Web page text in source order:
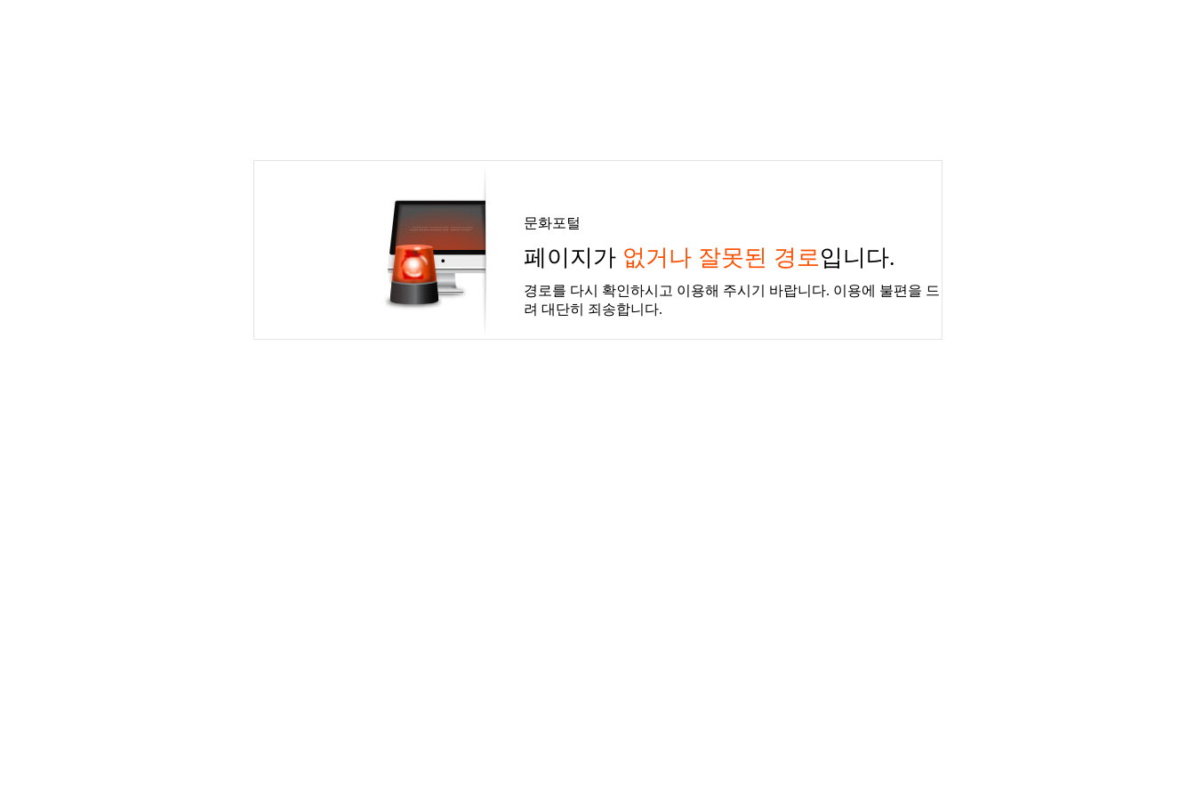
문화포털
페이지가 없거나 잘못된 경로입니다.
경로를 다시 확인하시고 이용해 주시기 바랍니다. 이용에 불편을 드
려 대단히 죄송합니다.